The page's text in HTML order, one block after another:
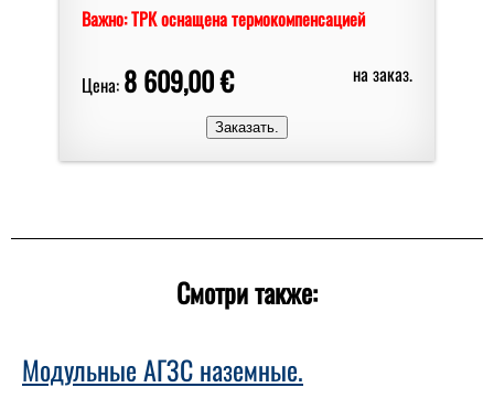
Важно: ТРК оснащена термокомпенсацией
Цена: 8 609,00 € на заказ.
Смотри также:
Модульные АГЗС наземные.